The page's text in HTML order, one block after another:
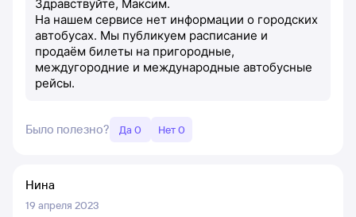
Здравствуйте, Максим.
На нашем сервисе нет информации о городских
автобусах. Мы публикуем расписание и
продаём билеты на пригородные,
междугородние и международные автобусные
рейсы.
Было полезно? Да 0 Нет 0
Нина
19 апреля 2023